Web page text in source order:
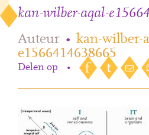
kan-wilber-aqal-
Auteur • kan-wilber-
e1566414638665
Delen op •